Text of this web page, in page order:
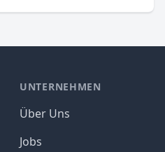
UNTERNEHMEN
Über Uns
Jobs